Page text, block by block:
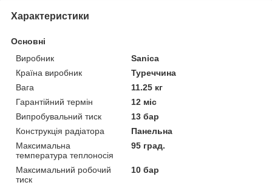
Характеристики
Основні
Виробник
Sanica
Країна виробник
Туреччина
Вага
11.25 кг
Гарантійний термін
12 міс
Випробувальний тиск
13 бар
Конструкція радіатора
Панельна
Максимальна
температура теплоносія
95 град.
Максимальний робочий
тиск
10 бар